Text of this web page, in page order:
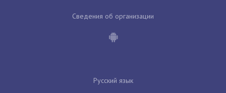
Сведения об организации
Русский язык